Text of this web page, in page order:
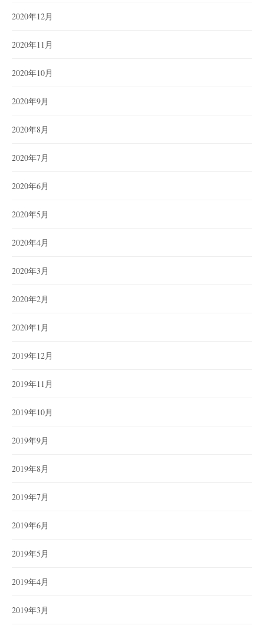
2020年12月
2020年11月
2020年10月
2020年9月
2020年8月
2020年7月
2020年6月
2020年5月
2020年4月
2020年3月
2020年2月
2020年1月
2019年12月
2019年11月
2019年10月
2019年9月
2019年8月
2019年7月
2019年6月
2019年5月
2019年4月
2019年3月